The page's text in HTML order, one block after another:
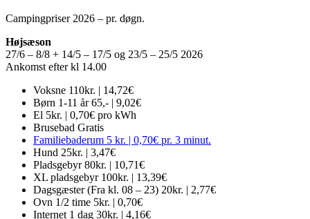
Campingpriser 2026 – pr. døgn.
Højsæson
27/6 – 8/8 + 14/5 – 17/5 og 23/5 – 25/5 2026
Ankomst efter kl 14.00
Voksne 110kr. | 14,72€
Børn 1-11 år65,- | 9,02€
El 5kr. | 0,70€ pro kWh
Brusebad Gratis
Familiebaderum 5 kr. | 0,70€ pr. 3 minut.
Hund 25kr. | 3,47€
Pladsgebyr80kr. | 10,71€
XL pladsgebyr 100kr. | 13,39€
Dagsgæster (Fra kl. 08 – 23) 20kr. | 2,77€
Ovn 1/2 time 5kr. | 0,70€
Internet 1 dag 30kr. | 4,16€